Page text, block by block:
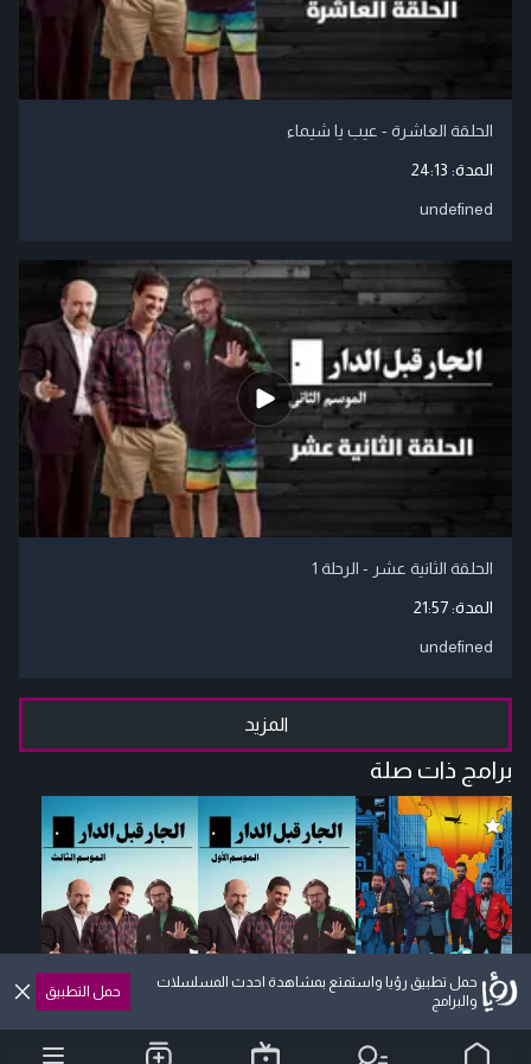
الحلقة العاشرة - عيب يا شيماء
المدة: 24:13
undefined
الحلقة الثانية عشر - الرحلة 1
المدة:21:57
undefined
المزيد
برامج ذات صلة
حمل تطبيق رؤيا واستمتع بمشاهدة احدث المسلسلات
والبرامج
حمل التطبيق